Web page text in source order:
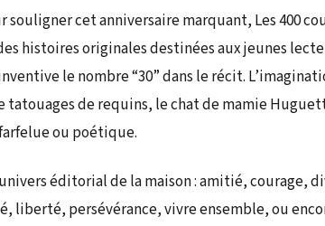
souligner cet anniversaire marquant, Les 400
histoires originales destinées aux jeunes
le nombre “30” dans le récit.
de requins, le chat de mamie
ou poétique.
éditorial de la maison : amitié, courage,
persévérance, vivre ensemble, ou